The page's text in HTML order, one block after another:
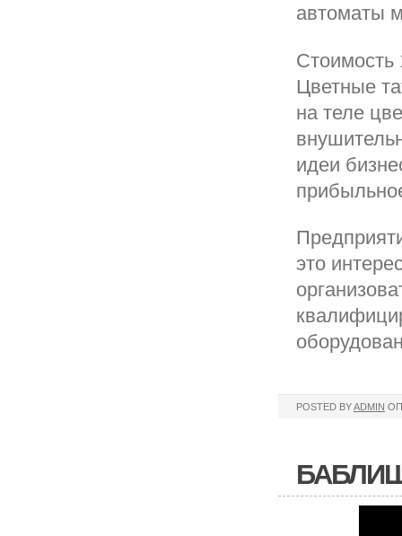
автоматы
Стоимость
Цветные
на теле
идеи
это
POSTED BYADMIN